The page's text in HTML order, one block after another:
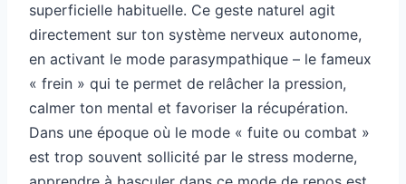
superficielle habituelle. Ce geste naturel agit
directement sur ton système nerveux autonome,
en activant le mode parasympathique – le fameux
« frein » qui te permet de relâcher la pression,
calmer ton mental et favoriser la récupération.
Dans une époque où le mode « fuite ou combat »
est trop souvent sollicité par le stress moderne,